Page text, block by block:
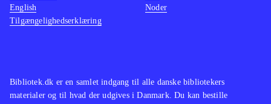
er nemlig ofte ikke brugt tid nok på
udvikling af gameplay. Frozen falder
hovedfigur giver et velfungerende
Bibliotek.dk er en samlet indgang til alle danske bibliotekers
materialer og til hvad der udgives i Danmark. Du kan bestille
English
Tilgængelighedserklæring
Noder